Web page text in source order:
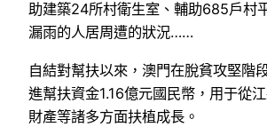
助建築24所村衛生室、輔助685戶村
漏雨的人居周遭的狀況……
自結對幫扶以來，澳門在脫貧攻堅階
進幫扶資金1.16億元國民幣，用于從
財產等諸多方面扶植成長。